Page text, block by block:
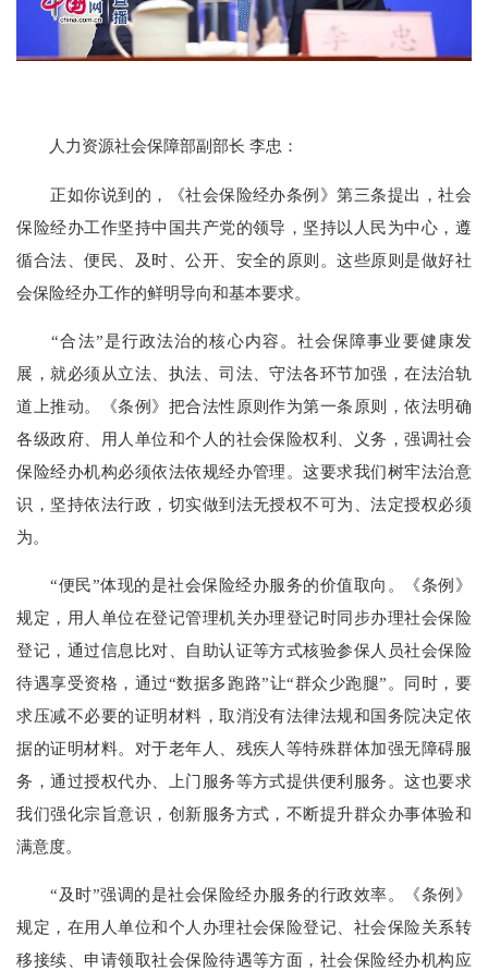
人力资源社会保障部副部长 李忠：
正如你说到的，《社会保险经办条例》第三条提出，社会
保险经办工作坚持中国共产党的领导，坚持以人民为中心，遵
循合法、便民、及时、公开、安全的原则。这些原则是做好社
会保险经办工作的鲜明导向和基本要求。
“合法”是行政法治的核心内容。社会保障事业要健康发
展，就必须从立法、执法、司法、守法各环节加强，在法治轨
道上推动。《条例》把合法性原则作为第一条原则，依法明确
各级政府、用人单位和个人的社会保险权利、义务，强调社会
保险经办机构必须依法依规经办管理。这要求我们树牢法治意
识，坚持依法行政，切实做到法无授权不可为、法定授权必须
为。
“便民”体现的是社会保险经办服务的价值取向。《条例》
规定，用人单位在登记管理机关办理登记时同步办理社会保险
登记，通过信息比对、自助认证等方式核验参保人员社会保险
待遇享受资格，通过“数据多跑路”让“群众少跑腿”。同时，要
求压减不必要的证明材料，取消没有法律法规和国务院决定依
据的证明材料。对于老年人、残疾人等特殊群体加强无障碍服
务，通过授权代办、上门服务等方式提供便利服务。这也要求
我们强化宗旨意识，创新服务方式，不断提升群众办事体验和
满意度。
“及时”强调的是社会保险经办服务的行政效率。《条例》
规定，在用人单位和个人办理社会保险登记、社会保险关系转
移接续、申请领取社会保险待遇等方面，社会保险经办机构应